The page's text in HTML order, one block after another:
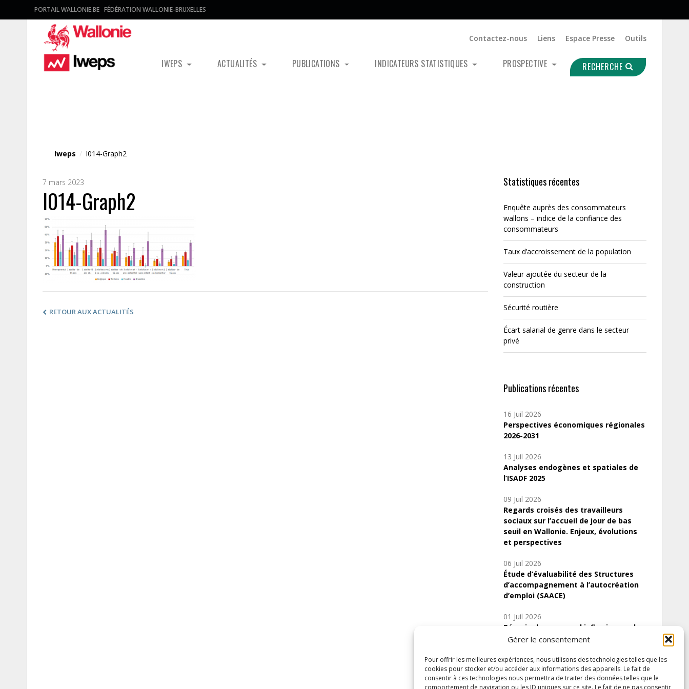
Gérer le consentement
Pour offrir les meilleures expériences, nous utilisons des technologies telles que les
cookies pour stocker et/ou accéder aux informations des appareils. Le fait de
consentir à ces technologies nous permettra de traiter des données telles que le
comportement de navigation ou les ID uniques sur ce site. Le fait de ne pas consentir
PORTAIL WALLONIE.BE FÉDÉRATION WALLONIE-BRUXELLES
Contactez-nous Liens Espace Presse Outils
IWEPS ACTUALITÉS PUBLICATIONS INDICATEURS STATISTIQUES PROSPECTIVE RECHERCHE
Iweps / I014-Graph2
7 mars 2023
I014-Graph2
RETOUR AUX ACTUALITÉS
Statistiques récentes
Enquête auprès des consommateurs
wallons – indice de la confiance des
consommateurs
Taux d’accroissement de la population
Valeur ajoutée du secteur de la
construction
Sécurité routière
Écart salarial de genre dans le secteur
privé
Publications récentes
16 Juil 2026
Perspectives économiques régionales
2026-2031
13 Juil 2026
Analyses endogènes et spatiales de
l’ISADF 2025
09 Juil 2026
Regards croisés des travailleurs
sociaux sur l’accueil de jour de bas
seuil en Wallonie. Enjeux, évolutions
et perspectives
06 Juil 2026
Étude d’évaluabilité des Structures
d’accompagnement à l’autocréation
d’emploi (SAACE)
01 Juil 2026
Pénurie du personnel infirmier :quels
indicateurs d’offre de soins pour